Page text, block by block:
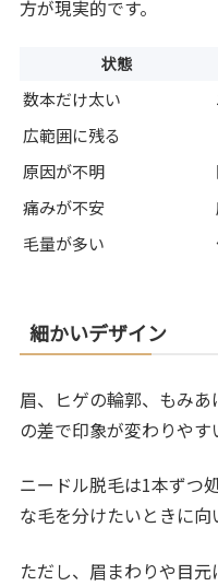
方が現実的です。
状態
数本だけ太い
広範囲に残る
原因が不明
痛みが不安
毛量が多い
細かいデザイン
眉、ヒゲの輪郭、もみ
の差で印象が変わりやす
ニードル脱毛は1本ずつ
な毛を分けたいときに向
ただし、眉まわりや目